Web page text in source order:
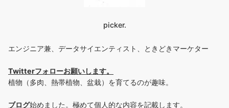
picker.
エンジニア兼、データサイエンティスト、ときどきマーケター
Twitterフォローお願いします。
植物（多肉、熱帯植物、盆栽）を育てるのが趣味。
ブログ始めました。極めて個人的な内容を記載します。